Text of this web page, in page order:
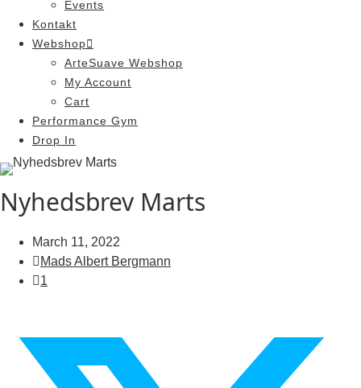
Events
Kontakt
Webshop
ArteSuave Webshop
My Account
Cart
Performance Gym
Drop In
Nyhedsbrev Marts
March 11, 2022
Mads Albert Bergmann
1